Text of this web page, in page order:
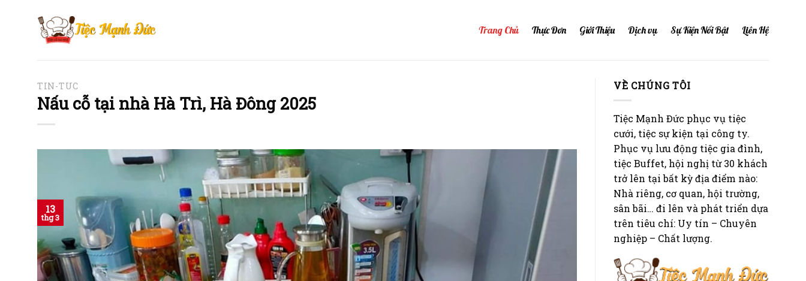
Trang Chủ Thực Đơn Giới Thiệu Dịch vụ Sự Kiện Nổi Bật Liên Hệ
TIN-TUC
Nấu cỗ tại nhà Hà Trì, Hà Đông 2025
13
thg 3
VỀ CHÚNG TÔI
Tiệc Mạnh Đức phục vụ tiệc
cưới, tiệc sự kiện tại công ty.
Phục vụ lưu động tiệc gia đình,
tiệc Buffet, hội nghị từ 30 khách
trở lên tại bất kỳ địa điểm nào:
Nhà riêng, cơ quan, hội trường,
sân bãi… đi lên và phát triển dựa
trên tiêu chí: Uy tín – Chuyên
nghiệp – Chất lượng.